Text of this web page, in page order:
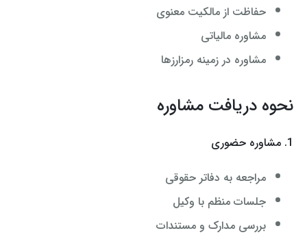
حفاظت از مالکیت معنوی
مشاوره مالیاتی
مشاوره در زمینه رمزارزها
نحوه دریافت مشاوره
1. مشاوره حضوری
مراجعه به دفاتر حقوقی
جلسات منظم با وکیل
بررسی مدارک و مستندات